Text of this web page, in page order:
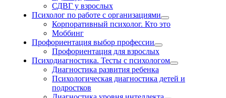
СДВГ у взрослых
Психолог по работе с организациями
Корпоративный психолог. Кто это
Моббинг
Профориентация выбор профессии
Профориентация для взрослых
Психодиагностика. Тесты с психологом
Диагностика развития ребенка
Психологическая диагностика детей и
подростков